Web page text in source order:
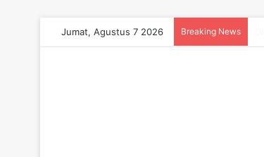
Jumat, Agustus 7 2026 Breaking News